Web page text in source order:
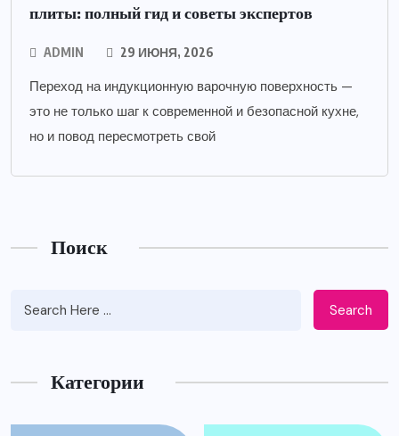
плиты: полный гид и советы экспертов
ADMIN 29 ИЮНЯ, 2026
Переход на индукционную варочную поверхность —
это не только шаг к современной и безопасной кухне,
но и повод пересмотреть свой
Поиск
Search
Категории